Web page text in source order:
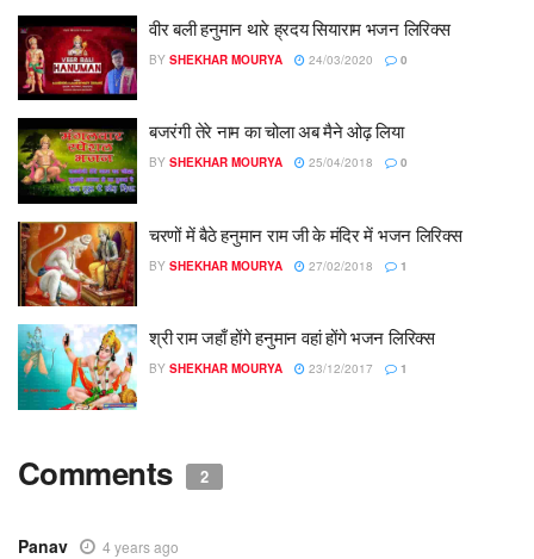
वीर बली हनुमान थारे ह्रदय सियाराम भजन लिरिक्स
BY SHEKHAR MOURYA 24/03/2020 0
बजरंगी तेरे नाम का चोला अब मैने ओढ़ लिया
BY SHEKHAR MOURYA 25/04/2018 0
चरणों में बैठे हनुमान राम जी के मंदिर में भजन लिरिक्स
BY SHEKHAR MOURYA 27/02/2018 1
श्री राम जहाँ होंगे हनुमान वहां होंगे भजन लिरिक्स
BY SHEKHAR MOURYA 23/12/2017 1
Comments 2
Panav 4 years ago